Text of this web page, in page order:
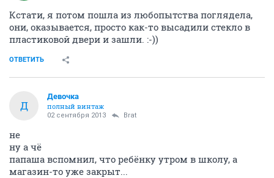
Кстати, я потом пошла из любопытства поглядела,
они, оказывается, просто как-то высадили стекло в
пластиковой двери и зашли. :-))
ОТВЕТИТЬ
Д
Девочка
полный винтаж
02 сентября 2013 Brat
не
ну а чё
папаша вспомнил, что ребёнку утром в школу, а
магазин-то уже закрыт...